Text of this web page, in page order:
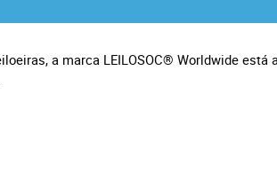
a marca LEILOSOC® Worldwide